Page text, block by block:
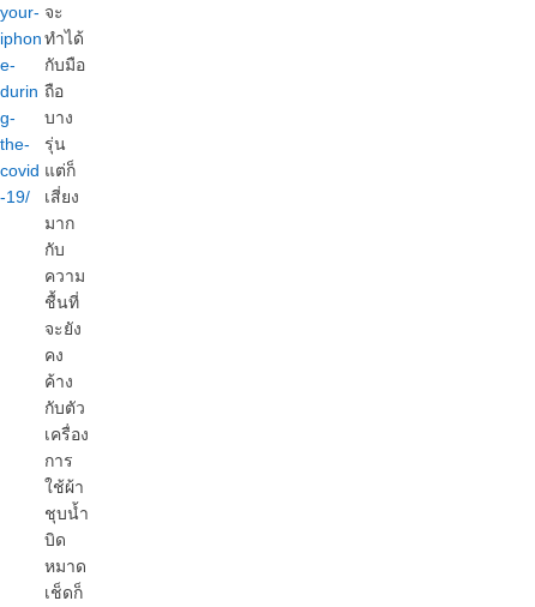
your-
iphon
e-
durin
g-
the-
covid
-19/
จะ
ทำได้
กับมือ
ถือ
บาง
รุ่น
แต่ก็
เสี่ยง
มาก
กับ
ความ
ชื้นที่
จะยัง
คง
ค้าง
กับตัว
เครื่อง
การ
ใช้ผ้า
ชุบน้ำ
บิด
หมาด
เช็ดก็